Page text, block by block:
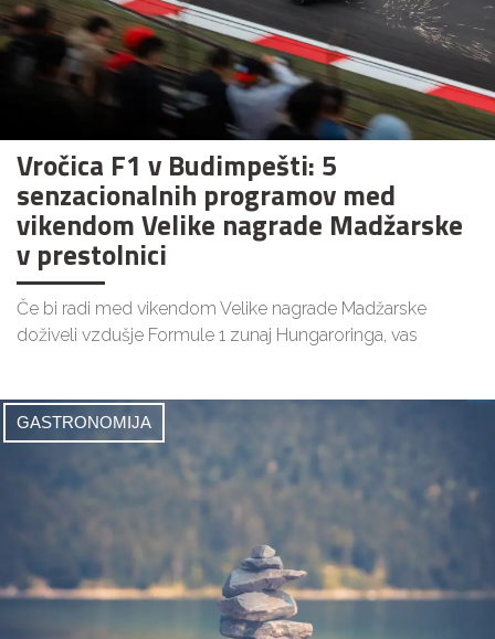
Vročica F1 v Budimpešti: 5
senzacionalnih programov med
vikendom Velike nagrade Madžarske
v prestolnici
Če bi radi med vikendom Velike nagrade Madžarske
doživeli vzdušje Formule 1 zunaj Hungaroringa, vas
GASTRONOMIJA